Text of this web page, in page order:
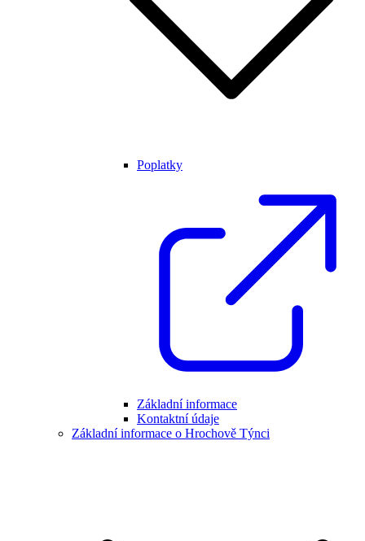
Poplatky
Základní informace
Kontaktní údaje
Základní informace o Hrochově Týnci